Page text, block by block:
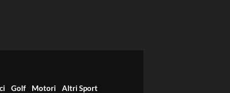
Golf Motori Altri Sport